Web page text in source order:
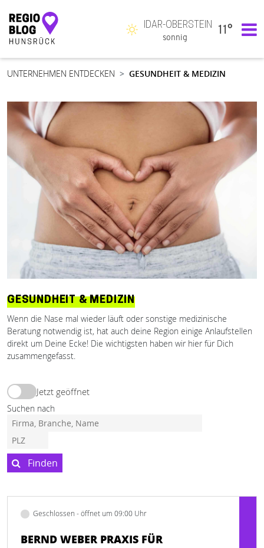
Hauptnavigation
IDAR-OBERSTEIN
sonnig
11°
UNTERNEHMEN ENTDECKEN GESUNDHEIT & MEDIZIN
GESUNDHEIT & MEDIZIN
Wenn die Nase mal wieder läuft oder sonstige medizinische
Beratung notwendig ist, hat auch deine Region einige Anlaufstellen
direkt um Deine Ecke! Die wichtigsten haben wir hier für Dich
zusammengefasst.
Jetzt geöffnet
Suchen nach
Finden
Geschlossen - öffnet um 09:00 Uhr
BERND WEBER PRAXIS FÜR